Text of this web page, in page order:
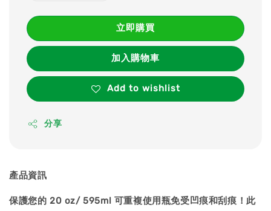
立即購買
加入購物車
Add to wishlist
分享
產品資訊
保護您的 20 oz/ 595ml 可重複使用瓶免受凹痕和刮痕！此